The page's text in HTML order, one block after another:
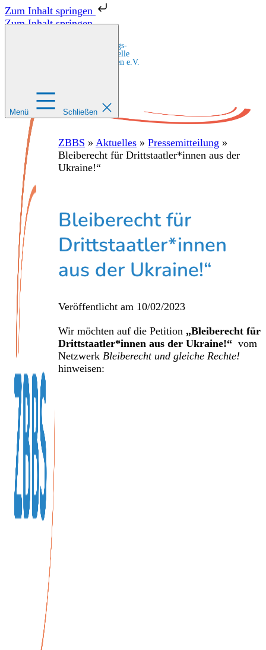
Zum Inhalt springen
Zum Inhalt springen
Zentrale Bildungs-
und Beratungsstelle
für Migrant:innen e.V.
Menü Schließen
ZBBS » Aktuelles » Pressemitteilung »
Bleiberecht für Drittstaatler*innen aus der
Ukraine!“
Bleiberecht für
Drittstaatler*innen
aus der Ukraine!“
Veröffentlicht am 10/02/2023
Wir möchten auf die Petition „Bleiberecht für
Drittstaatler*innen aus der Ukraine!“ vom
Netzwerk Bleiberecht und gleiche Rechte!
hinweisen: